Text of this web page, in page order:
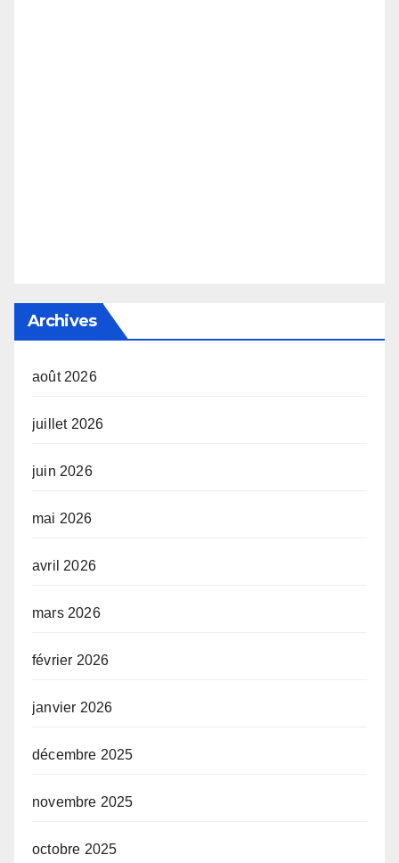
Archives
août 2026
juillet 2026
juin 2026
mai 2026
avril 2026
mars 2026
février 2026
janvier 2026
décembre 2025
novembre 2025
octobre 2025